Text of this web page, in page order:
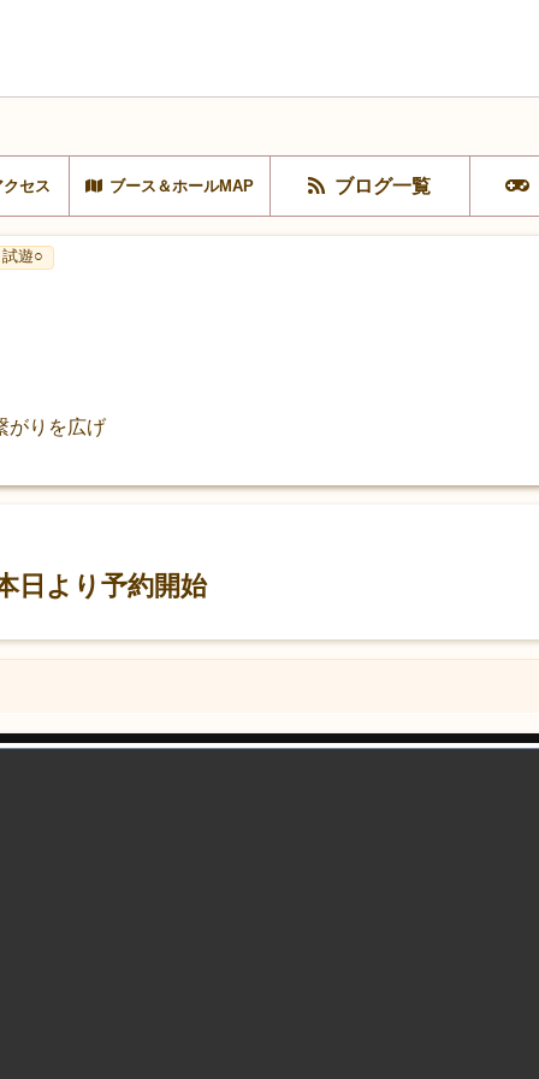
クセス ブース＆ホールMAP ブログ一覧
試遊○
がりを広げ
日より予約開始